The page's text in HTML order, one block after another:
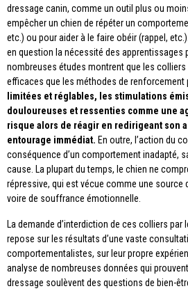
dressage canin, comme un outil plus ou
empêcher un chien de répéter un
etc.) ou pour aider à le faire obéir (rappel,
en question la nécessité des apprentissages
nombreuses études montrent que les
efficaces que les méthodes de renforcement
limitées et réglables, les stimulations
douloureuses et ressenties comme une
risque alors de réagir en redirigeant son
entourage immédiat. En outre, l’action du
conséquence d’un comportement inadapté,
cause. La plupart du temps, le chien ne
répressive, qui est vécue comme une source
voire de souffrance émotionnelle.
La demande d’interdiction de ces colliers par
repose sur les résultats d’une vaste
comportementalistes, sur leur propre
analyse de nombreuses données qui
dressage soulèvent des questions de bien-